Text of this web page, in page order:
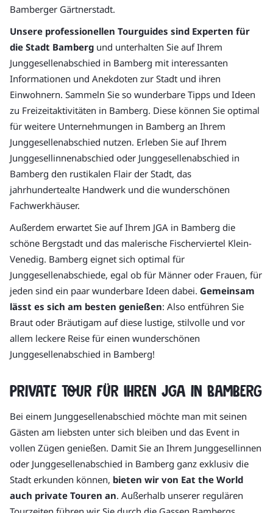
Bamberger Gärtnerstadt.
Unsere professionellen Tourguides sind Experten für
die Stadt Bamberg und unterhalten Sie auf Ihrem
Junggesellenabschied in Bamberg mit interessanten
Informationen und Anekdoten zur Stadt und ihren
Einwohnern. Sammeln Sie so wunderbare Tipps und Ideen
zu Freizeitaktivitäten in Bamberg. Diese können Sie optimal
für weitere Unternehmungen in Bamberg an Ihrem
Junggesellenabschied nutzen. Erleben Sie auf Ihrem
Junggesellinnenabschied oder Junggesellenabschied in
Bamberg den rustikalen Flair der Stadt, das
jahrhundertealte Handwerk und die wunderschönen
Fachwerkhäuser.
Außerdem erwartet Sie auf Ihrem JGA in Bamberg die
schöne Bergstadt und das malerische Fischerviertel Klein-
Venedig. Bamberg eignet sich optimal für
Junggesellenabschiede, egal ob für Männer oder Frauen, für
jeden sind ein paar wunderbare Ideen dabei. Gemeinsam
lässt es sich am besten genießen: Also entführen Sie
Braut oder Bräutigam auf diese lustige, stilvolle und vor
allem leckere Reise für einen wunderschönen
Junggesellenabschied in Bamberg!
Private Tour für Ihren JGA in Bamberg
Bei einem Junggesellenabschied möchte man mit seinen
Gästen am liebsten unter sich bleiben und das Event in
vollen Zügen genießen. Damit Sie an Ihrem Junggesellinnen
oder Junggesellenabschied in Bamberg ganz exklusiv die
Stadt erkunden können, bieten wir von Eat the World
auch private Touren an. Außerhalb unserer regulären